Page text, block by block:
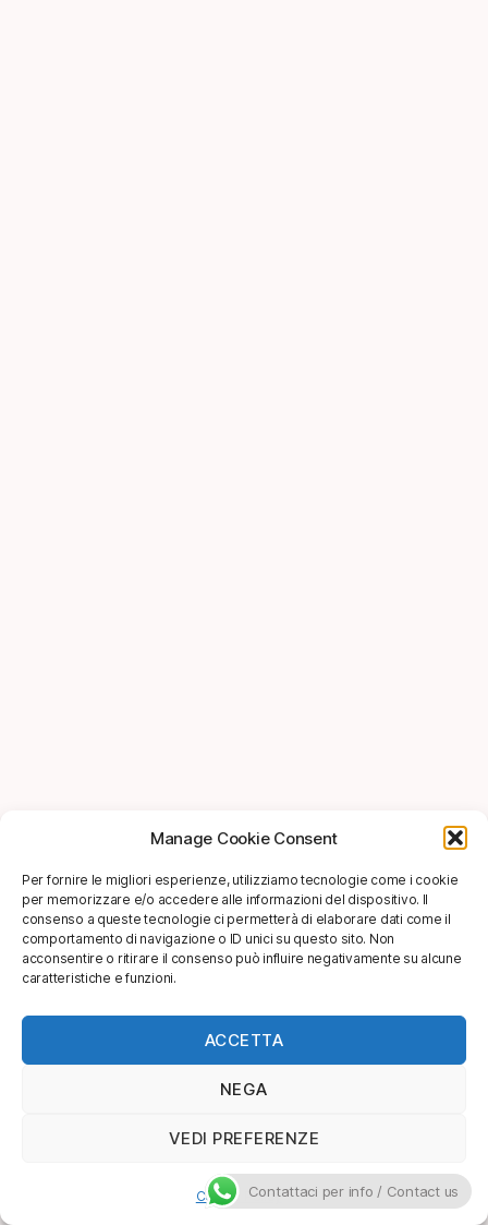
Manage Cookie Consent
Per fornire le migliori esperienze, utilizziamo tecnologie come i cookie
per memorizzare e/o accedere alle informazioni del dispositivo. Il
consenso a queste tecnologie ci permetterà di elaborare dati come il
comportamento di navigazione o ID unici su questo sito. Non
acconsentire o ritirare il consenso può influire negativamente su alcune
caratteristiche e funzioni.
ACCETTA
NEGA
VEDI PREFERENZE
Cookie PolicyContattaci per info / Contact us